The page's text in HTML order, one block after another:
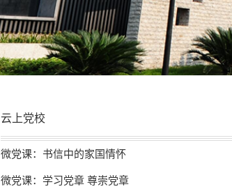
云上党校
微党课：书信中的家国情怀
微党课：学习党章 尊崇党章